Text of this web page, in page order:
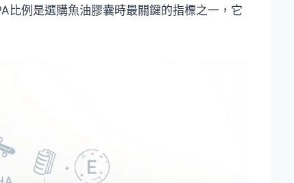
比例是選購魚油膠囊時最關鍵的指標之一，它